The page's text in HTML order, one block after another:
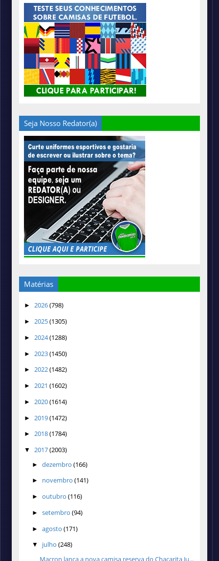
Seja Nosso Redator(a)
Matérias
► 2026(798)
► 2025(1305)
► 2024(1288)
► 2023(1450)
► 2022(1482)
► 2021 (1602)
► 2020(1614)
► 2019(1472)
► 2018(1784)
▼ 2017(2003)
► dezembro (166)
► novembro (141)
► outubro (116)
► setembro (94)
► agosto (171)
▼ julho (248)
Macron lança a nova camisa reserva do Chacarita Ju...